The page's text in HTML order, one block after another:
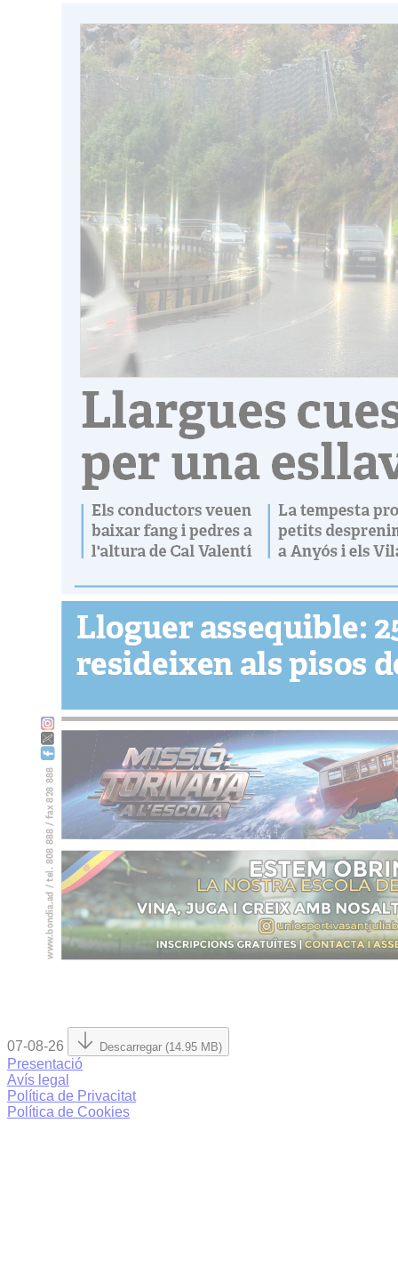
07-08-26 Descarregar (14.95 MB)
Presentació
Avís legal
Política de Privacitat
Política de Cookies